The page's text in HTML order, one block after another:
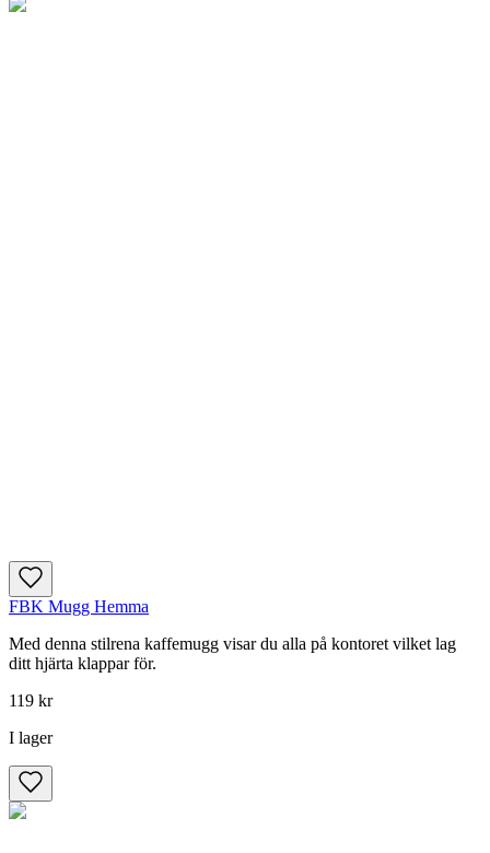
FBK Mugg Hemma
Med denna stilrena kaffemugg visar du alla på kontoret vilket lag
ditt hjärta klappar för.
119 kr
I lager